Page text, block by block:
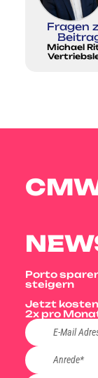
Fragen
Michael
Porto
steigern
Jetzt
2x pro